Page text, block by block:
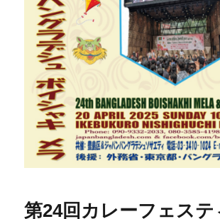
第24回カレーフェステ